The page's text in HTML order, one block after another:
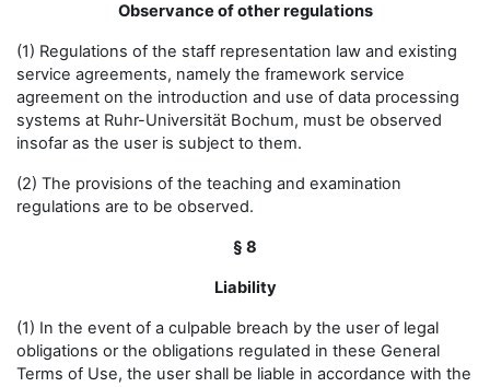
Observance of other regulations
(1) Regulations of the staff representation law and existing
service agreements, namely the framework service
agreement on the introduction and use of data processing
systems at Ruhr-Universität Bochum, must be observed
insofar as the user is subject to them.
(2) The provisions of the teaching and examination
regulations are to be observed.
§ 8
Liability
(1) In the event of a culpable breach by the user of legal
obligations or the obligations regulated in these General
Terms of Use, the user shall be liable in accordance with the